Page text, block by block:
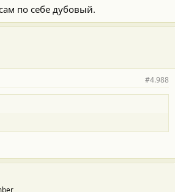
по себе дубовый.
#4.988